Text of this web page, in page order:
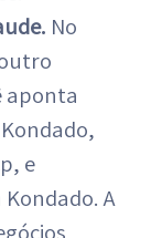
No
aponta
e
A